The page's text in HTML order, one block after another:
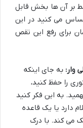
بر آن ها بخش قابل
می کنید در این
برای رفع این نقص
وار: به جای اینکه
را حفظ کنید،
به این فکر کنید
دارد یا یک قاعده
می کند. با درک